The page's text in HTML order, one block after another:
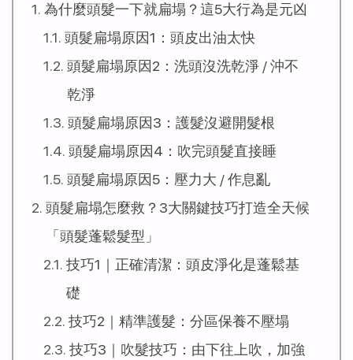
為什麼頭髮一下就扁塌？這5大行為是元凶
頭髮扁塌原因1：頭皮出油太快
頭髮扁塌原因2：洗頭沒洗乾淨 / 沖不
乾淨
頭髮扁塌原因3：護髮沒避開髮根
頭髮扁塌原因4：吹完頭髮直接睡
頭髮扁塌原因5：壓力大 / 作息亂
頭髮扁塌怎麼救？3大關鍵技巧打造全天候
「頭髮蓬鬆髮型」
技巧1｜正確清潔：頭皮淨化是蓬鬆基
礎
技巧2｜精準護髮：分區保養不壓塌
技巧3｜吹髮技巧：由下往上吹，加強